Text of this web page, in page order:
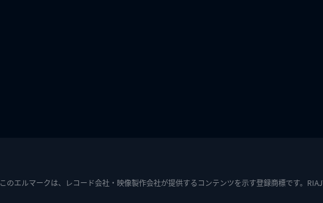
このエルマークは、レコード会社・映像製作会社が提供するコンテンツを示す登録商標です。